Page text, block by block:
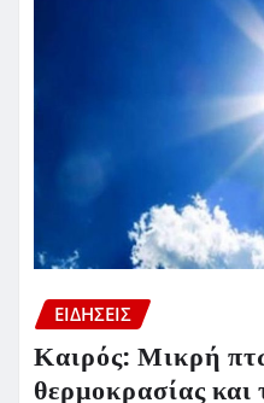
ΕΙΔΗΣΕΙΣ
Καιρός: Μικρή
θερμοκρασίας και